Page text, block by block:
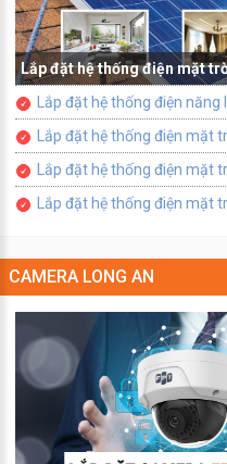
Lắp đặt hệ thống điện mặt
Lắp đặt hệ thống điện
Lắp đặt hệ thống điện mặt
Lắp đặt hệ thống điện mặt
Lắp đặt hệ thống điện mặt
CAMERA LONG AN